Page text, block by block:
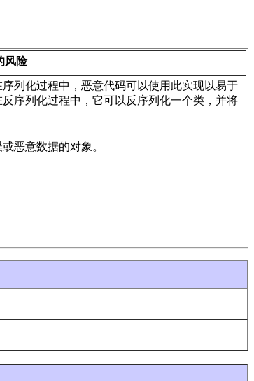
风险
列化过程中，恶意代码可以使用此实现以易于
序列化过程中，它可以反序列化一个类，并将
恶意数据的对象。